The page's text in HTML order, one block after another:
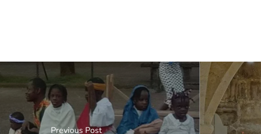
Previous Post